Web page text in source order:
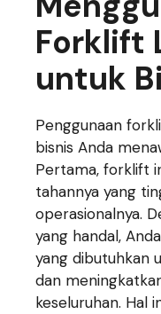
Forklift
untuk
Penggunaan
bisnis Anda
Pertama, forklift
tahannya yang
operasionalnya.
yang handal,
yang dibutuhkan
dan
keseluruhan. Hal